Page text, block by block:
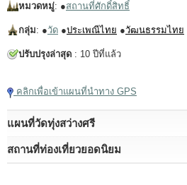
หมวดหมู่: ●สถานที่ศักดิ์สิทธิ์
กลุ่ม: ●วัด ●ประเพณีไทย ●วัฒนธรรมไทย
ปรับปรุงล่าสุด : 10 ปีที่แล้ว
คลิกเพื่อเข้าแผนที่นำทาง GPS
แผนที่วัดทุ่งสว่างศรี
สถานที่ท่องเที่ยวยอดนิยม